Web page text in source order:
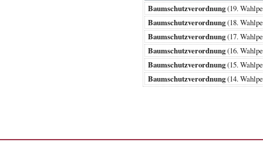
Baumschutzverordnung(19.
Baumschutzverordnung(18.
Baumschutzverordnung(17.
Baumschutzverordnung(16.
Baumschutzverordnung(15.
Baumschutzverordnung(14.